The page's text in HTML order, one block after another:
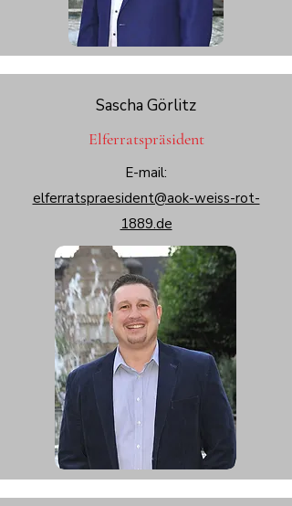
Sascha Görlitz
Elferratspräsident
E-mail:
elferratspraesident@aok-weiss-rot-
1889.de